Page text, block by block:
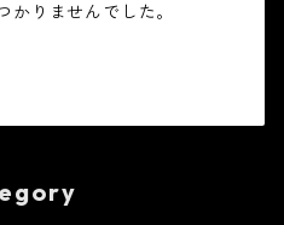
かりませんでした。